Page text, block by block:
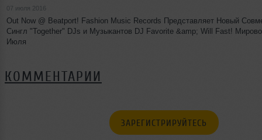
07 июля 2016
Out Now @ Beatport! Fashion Music Records Представляет Новый
Сингл "Together" DJs и Музыкантов DJ Favorite &amp; Will Fast!
Июля
КОММЕНТАРИИ
ЗАРЕГИСТРИРУЙТЕСЬ